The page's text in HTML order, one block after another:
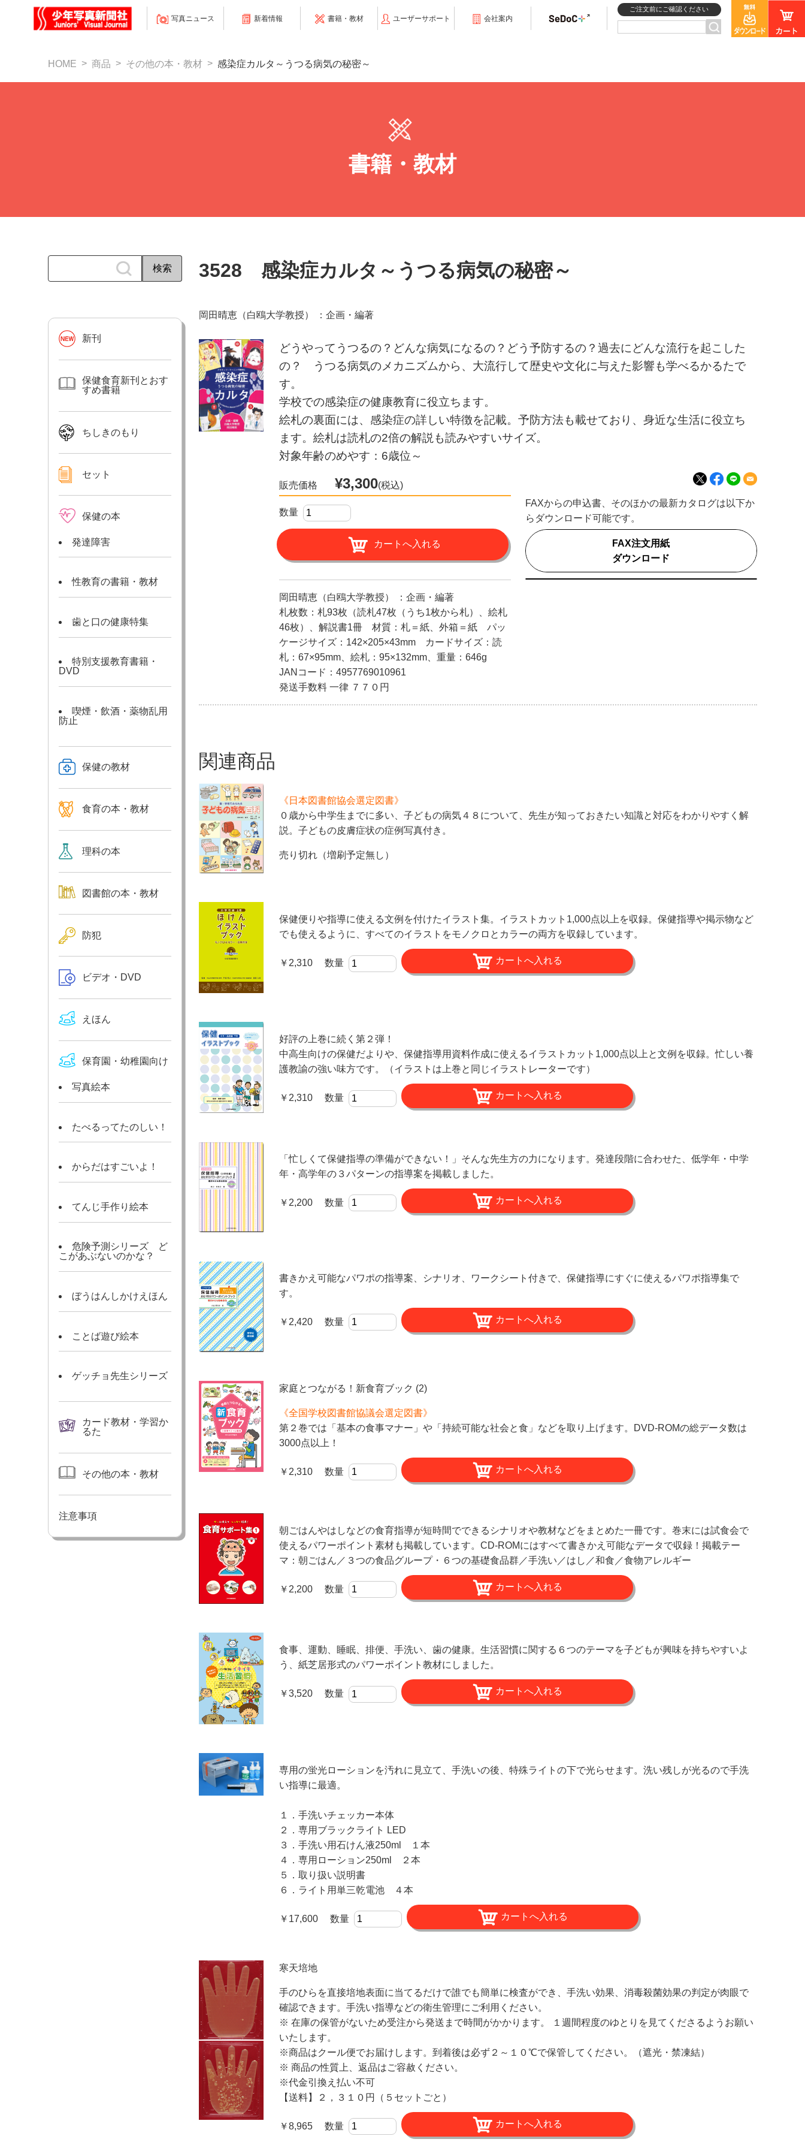
写真ニュース 新着情報 書籍・教材 ユーザーサポート 会社案内
ご注文前にご確認ください
HOME 商品 その他の本・教材 感染症カルタ～うつる病気の秘密～
書籍・教材
新刊
保健食育新刊とおす
すめ書籍
ちしきのもり
セット
保健の本
発達障害
性教育の書籍・教材
歯と口の健康特集
特別支援教育書籍・
DVD
喫煙・飲酒・薬物乱用
防止
保健の教材
食育の本・教材
理科の本
図書館の本・教材
防犯
ビデオ・DVD
えほん
保育園・幼稚園向け
写真絵本
たべるってたのしい！
からだはすごいよ！
てんじ手作り絵本
危険予測シリーズ ど
こがあぶないのかな？
ぼうはんしかけえほん
ことば遊び絵本
ゲッチョ先生シリーズ
カード教材・学習か
るた
その他の本・教材
注意事項
3528 感染症カルタ～うつる病気の秘密～
岡田晴恵（白鴎大学教授） ：企画・編著
どうやってうつるの？どんな病気になるの？どう予防するの？過去にどんな流行を起こした
の？ うつる病気のメカニズムから、大流行して歴史や文化に与えた影響も学べるかるたで
す。
学校での感染症の健康教育に役立ちます。
絵札の裏面には、感染症の詳しい特徴を記載。予防方法も載せており、身近な生活に役立ち
ます。絵札は読札の2倍の解説も読みやすいサイズ。
対象年齢のめやす：6歳位～
販売価格 ¥3,300(税込)
数量
岡田晴恵（白鴎大学教授） ：企画・編著
札枚数：札93枚（読札47枚（うち1枚から札）、絵札
46枚）、解説書1冊 材質：札＝紙、外箱＝紙 パッ
ケージサイズ：142×205×43mm カードサイズ：読
札：67×95mm、絵札：95×132mm、重量：646g
JANコード：4957769010961
発送手数料 一律 ７７０円
FAXからの申込書、そのほかの最新カタログは以下か
らダウンロード可能です。
FAX注文用紙
ダウンロード
関連商品
《日本図書館協会選定図書》
０歳から中学生までに多い、子どもの病気４８について、先生が知っておきたい知識と対応をわかりやすく解
説。子どもの皮膚症状の症例写真付き。
売り切れ（増刷予定無し）
保健便りや指導に使える文例を付けたイラスト集。イラストカット1,000点以上を収録。保健指導や掲示物など
でも使えるように、すべてのイラストをモノクロとカラーの両方を収録しています。
￥2,310 数量
好評の上巻に続く第２弾！
中高生向けの保健だよりや、保健指導用資料作成に使えるイラストカット1,000点以上と文例を収録。忙しい養
護教諭の強い味方です。（イラストは上巻と同じイラストレーターです）
￥2,310 数量
「忙しくて保健指導の準備ができない！」そんな先生方の力になります。発達段階に合わせた、低学年・中学
年・高学年の３パターンの指導案を掲載しました。
￥2,200 数量
書きかえ可能なパワポの指導案、シナリオ、ワークシート付きで、保健指導にすぐに使えるパワポ指導集で
す。
￥2,420 数量
家庭とつながる！新食育ブック (2)
《全国学校図書館協議会選定図書》
第２巻では「基本の食事マナー」や「持続可能な社会と食」などを取り上げます。DVD-ROMの総データ数は
3000点以上！
￥2,310 数量
朝ごはんやはしなどの食育指導が短時間でできるシナリオや教材などをまとめた一冊です。巻末には試食会で
使えるパワーポイント素材も掲載しています。CD-ROMにはすべて書きかえ可能なデータで収録！掲載テー
マ：朝ごはん／３つの食品グループ・６つの基礎食品群／手洗い／はし／和食／食物アレルギー
￥2,200 数量
食事、運動、睡眠、排便、手洗い、歯の健康。生活習慣に関する６つのテーマを子どもが興味を持ちやすいよ
う、紙芝居形式のパワーポイント教材にしました。
￥3,520 数量
専用の蛍光ローションを汚れに見立て、手洗いの後、特殊ライトの下で光らせます。洗い残しが光るので手洗
い指導に最適。
１．手洗いチェッカー本体
２．専用ブラックライト LED
３．手洗い用石けん液250ml １本
４．専用ローション250ml ２本
５．取り扱い説明書
６．ライト用単三乾電池 ４本
￥17,600 数量
寒天培地
手のひらを直接培地表面に当てるだけで誰でも簡単に検査ができ、手洗い効果、消毒殺菌効果の判定が肉眼で
確認できます。手洗い指導などの衛生管理にご利用ください。
※ 在庫の保管がないため受注から発送まで時間がかかります。 １週間程度のゆとりを見てくださるようお願い
いたします。
※商品はクール便でお届けします。到着後は必ず２～１０℃で保管してください。（遮光・禁凍結）
※商品の性質上、返品はご容赦ください。
※代金引換え払い不可
【送料】２，３１０円（５セットごと）
￥8,965 数量